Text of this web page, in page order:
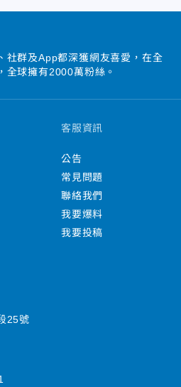
社群及App都深獲網友喜愛，在全
全球擁有2000萬粉絲。
客服資訊
公告
常見問題
聯絡我們
我要爆料
我要投稿
25號